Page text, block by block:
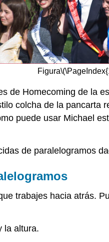
Figura
de Homecoming de la
colcha de la pancarta
puede usar Michael
de paralelogramos
trabajes hacia atrás.
la altura.